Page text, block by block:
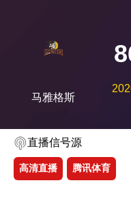
马雅格斯
直播信号源
高清直播 腾讯体育